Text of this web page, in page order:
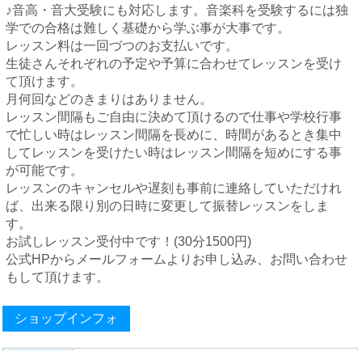
♪音高・音大受験にも対応します。音楽科を受験するには独
学での合格は難しく基礎から学ぶ事が大事です。
レッスン料は一回づつのお支払いです。
生徒さんそれぞれの予定や予算に合わせてレッスンを受け
て頂けます。
月何回などのきまりはありません。
レッスン間隔もご自由に決めて頂けるので仕事や学校行事
で忙しい時はレッスン間隔を長めに、時間があるとき集中
してレッスンを受けたい時はレッスン間隔を短めにする事
が可能です。
レッスンのキャンセルや遅刻も事前に連絡していただけれ
ば、出来る限り別の日時に変更して振替レッスンをしま
す。
お試しレッスン受付中です！(30分1500円)
公式HPからメールフォームよりお申し込み、お問い合わせ
もして頂けます。
ショップインフォ